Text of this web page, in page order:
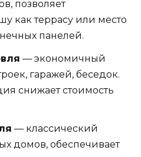
позволяет
как террасу или место
панелей.
— экономичный
гаражей, беседок.
снижает стоимость
— классический
домов, обеспечивает